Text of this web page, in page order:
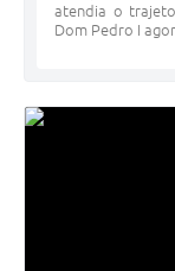
atendia o
Dom Pedro I